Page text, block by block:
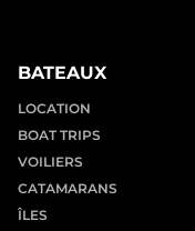
BATEAUX
LOCATION
BOAT TRIPS
VOILIERS
CATAMARANS
ÎLES